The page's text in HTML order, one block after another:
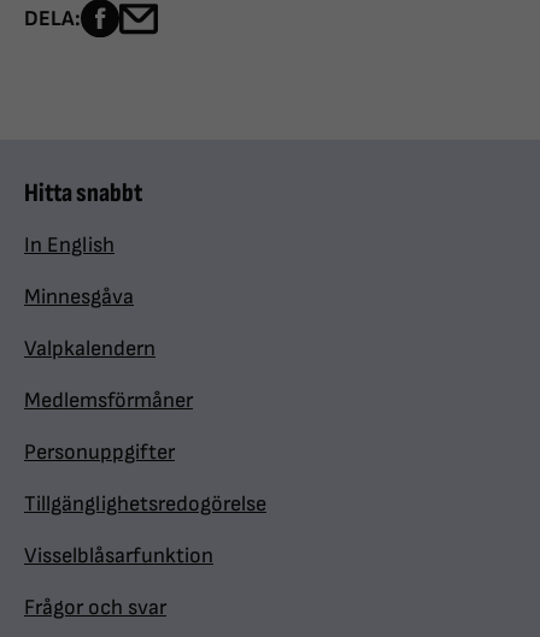
DELA: Dela sidan på Facebook
Hitta snabbt
In English
Minnesgåva
Valpkalendern
Medlemsförmåner
Personuppgifter
Tillgänglighetsredogörelse
Visselblåsarfunktion
Frågor och svar